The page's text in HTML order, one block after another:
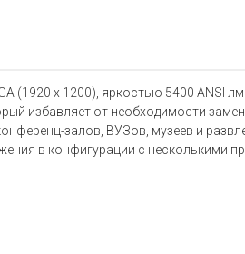
(1920 x 1200), яркостью 5400 ANSI
избавляет от необходимости
залов, ВУЗов, музеев и
в конфигурации с несколькими